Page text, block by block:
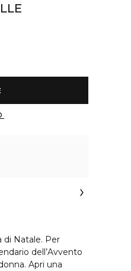
di Natale. Per
dell’Avvento
Apri una